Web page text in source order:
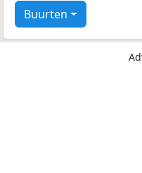
Buurten